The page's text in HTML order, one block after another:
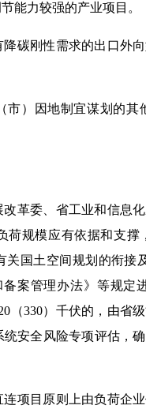
能力较强的产业项目。
降碳刚性需求的出口外
市）因地制宜谋划的
改革委、省工业和信息
荷规模应有依据和支
关国土空间规划的衔
案管理办法》等规
（330）千伏的，由
安全风险专项评估，
连项目原则上由负荷企